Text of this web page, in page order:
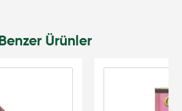
Benzer Ürünler